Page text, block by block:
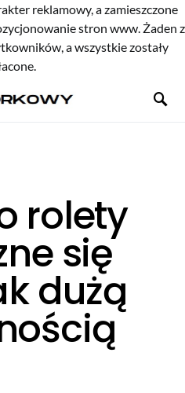
reklamowy, a zamieszczone
stron www. Żaden z
a wszystkie zostały
rolety
się
dużą